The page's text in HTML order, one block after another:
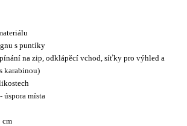
s puntíky
na zip, odklápěcí vchod, síťky pro výhled a
karabinou)
úspora místa
cm